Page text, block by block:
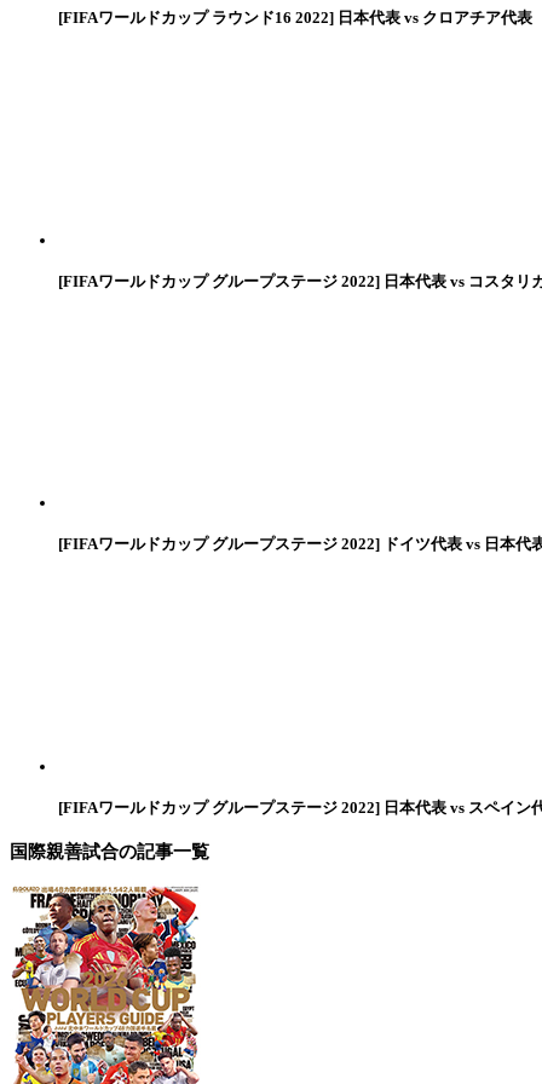
[FIFAワールドカップ ラウンド16 2022] 日本代表 vs クロアチア代表
[FIFAワールドカップ グループステージ 2022] 日本代表 vs コスタリ
[FIFAワールドカップ グループステージ 2022] ドイツ代表 vs 日本代
[FIFAワールドカップ グループステージ 2022] 日本代表 vs スペイン
国際親善試合の記事一覧